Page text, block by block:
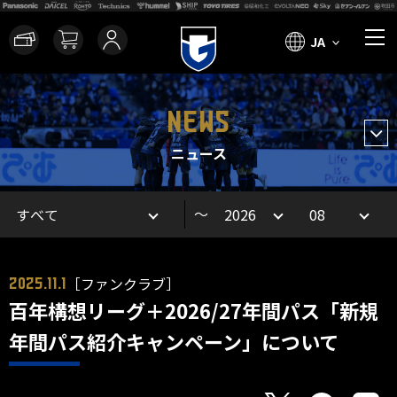
JA
NEWS
ニュース
～
2025.11.1 ［ファンクラブ］
百年構想リーグ＋2026/27年間パス「新規
年間パス紹介キャンペーン」について